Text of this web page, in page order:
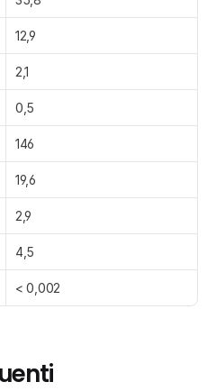
12,9
2,1
0,5
146
19,6
2,9
4,5
< 0,002